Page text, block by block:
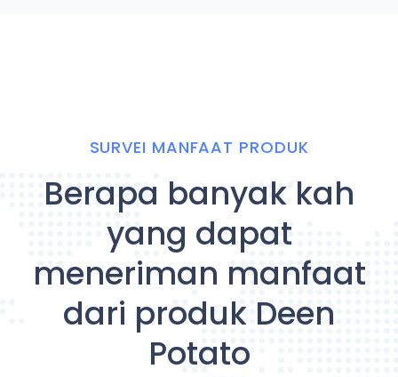
SURVEI MANFAAT PRODUK
Berapa banyak kah
yang dapat
meneriman manfaat
dari produk Deen
Potato